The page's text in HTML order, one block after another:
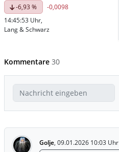
-6,93 %
-0,0098
14:45:53 Uhr,
Lang & Schwarz
Kommentare 30
Golje, 09.01.2026 10:03 Uhr